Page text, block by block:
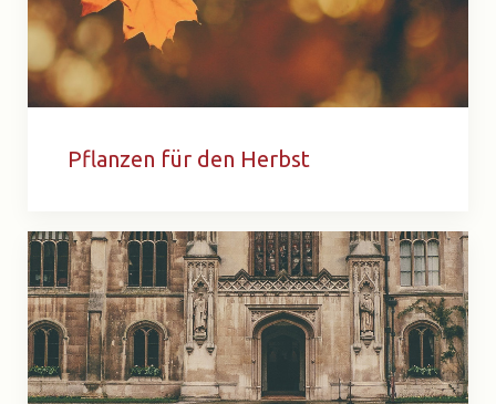
Pflanzen für den Herbst